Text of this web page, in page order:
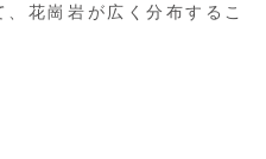
花崗岩が広く分布するこ